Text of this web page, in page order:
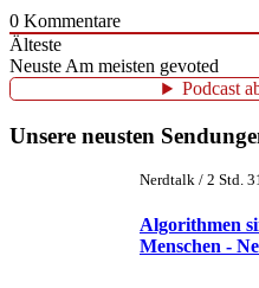
0 Kommentare
Älteste
Neuste Am meisten gevoted
Podcast
Unsere neusten
Nerdtalk / 2 Std.
Algorithmen
Menschen -